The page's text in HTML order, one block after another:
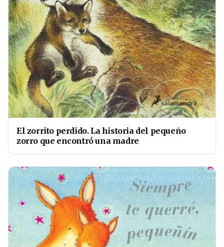
El zorrito perdido. La historia del pequeño
zorro que encontró una madre